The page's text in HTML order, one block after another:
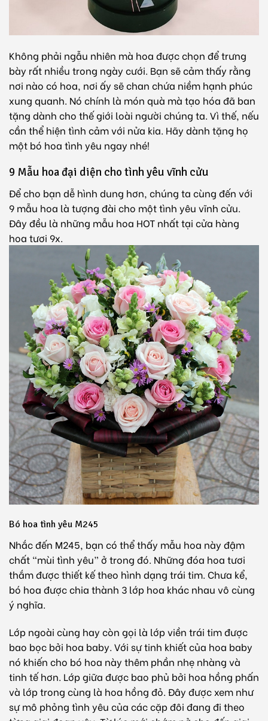
Không phải ngẫu nhiên mà hoa được chọn để trưng
bày rất nhiều trong ngày cưới. Bạn sẽ cảm thấy rằng
nơi nào có hoa, nơi ấy sẽ chan chứa niềm hạnh phúc
xung quanh. Nó chính là món quà mà tạo hóa đã ban
tặng dành cho thế giới loài người chúng ta. Vì thế, nếu
cần thể hiện tình cảm với nửa kia. Hãy dành tặng họ
một bó hoa tình yêu ngay nhé!
9 Mẫu hoa đại diện cho tình yêu vĩnh cửu
Để cho bạn dễ hình dung hơn, chúng ta cùng đến với
9 mẫu hoa là tượng đài cho một tình yêu vĩnh cửu.
Đây đều là những mẫu hoa HOT nhất tại cửa hàng
hoa tươi 9x.
Bó hoa tình yêu M245
Nhắc đến M245, bạn có thể thấy mẫu hoa này đậm
chất “mùi tình yêu” ở trong đó. Những đóa hoa tươi
thắm được thiết kế theo hình dạng trái tim. Chưa kể,
bó hoa được chia thành 3 lớp hoa khác nhau vô cùng
ý nghĩa.
Lớp ngoài cùng hay còn gọi là lớp viền trái tim được
bao bọc bởi hoa baby. Với sự tinh khiết của hoa baby
nó khiến cho bó hoa này thêm phần nhẹ nhàng và
tinh tế hơn. Lớp giữa được bao phủ bởi hoa hồng phấn
và lớp trong cùng là hoa hồng đỏ. Đây được xem như
sự mô phỏng tình yêu của các cặp đôi đang đi theo